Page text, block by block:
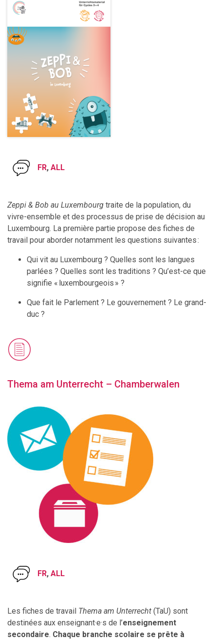
FR, ALL
Zeppi & Bob au Luxembourg traite de la population, du
vivre-ensemble et des processus de prise de décision au
Luxembourg. La première partie propose des fiches de
travail pour aborder notamment les questions suivantes :
Qui vit au Luxembourg ? Quelles sont les langues
parlées ? Quelles sont les traditions ? Qu’est-ce que
signifie « luxembourgeois » ?
Que fait le Parlement ? Le gouvernement ? Le grand-
duc ?
Thema am Unterrecht – Chamberwalen
FR, ALL
Les fiches de travail Thema am Unterrecht (TaU) sont
destinées aux enseignant·e·s de l’enseignement
secondaire. Chaque branche scolaire se prête à